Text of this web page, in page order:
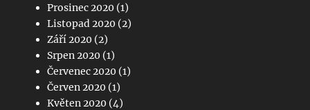
Prosinec 2020 (1)
Listopad 2020 (2)
Září 2020 (2)
Srpen 2020 (1)
Červenec 2020 (1)
Červen 2020 (1)
Květen 2020 (4)